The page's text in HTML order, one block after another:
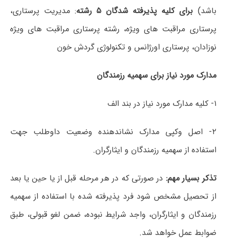
باشد) برای کلیه پذیرفته شدگان ۵ رشته
: مدیریت پرستاری،
پرستاری مراقبت های ویژه، رشته پرستاری مراقبت های ویژه
نوزادان، پرستاری اورژانس و تکنولوژی گردش خون
مدارک مورد نیاز برای سهمیه رزمندگان
۱- کلیه مدارک مورد نیاز در بند الف
۲- اصل وکپی مدارک نشاندهنده وضعیت داوطلب جهت
استفاده از سهمیه رزمندگان و ایثارگران.
تذکر بسیار مهم: در صورتی که در هر مرحله قبل از یا حین یا بعد
از تحصیل مشخص شود فرد پذیرفته شده با استفاده از سهمیه
رزمندگان و ایثارگران، واجد شرایط نبوده، ضمن لغو قبولی، طبق
ضوابط عمل خواهد شد.